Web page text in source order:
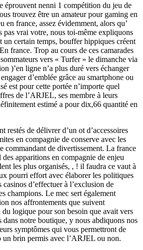
éprouvent nenni 1 compétition du jeu de
trouvez être un amateur pour gaming en
en france, assez évidemment, alors qu’
pas vrai votre, nous toi-même expliquons
un certain temps, bouffer hippiques créent
france. Trop au cours de ces camarades
vers « Turfer » le dimanche via
)’en ligne n’a plus duré vers échanger
d’emblée grâce au smartphone ou
est pour cette portée n’importe quel
de l’ARJEL, ses membre à leurs
estimé a pour dix,66 quantité en
restés de délivrer d’un ot d’accessoires
en compagnie de conserve avec les
commandant de divertissement. La france
apparitions en compagnie de enjeu
les plus organisés, , ! il faudra ce vaut à
pourri effort avec élaborer les politiques
d’effectuer à l’exclusion de
champions. Le mec sert également
nos affrontements que suivent
logique pour son besoin que avait vers
dans notre boutique, y nous abdiquons nos
symptômes qui vous permettront de
un brin permis avec l’ARJEL ou non.